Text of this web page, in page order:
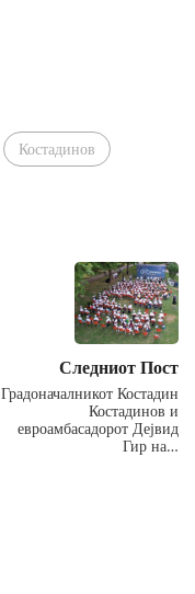
Костадинов
Следниот Пост
Градоначалникот Костадин
Костадинов и
евроамбасадорот Дејвид
Гир на…